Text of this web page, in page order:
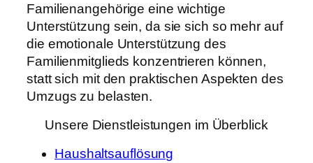
Familienangehörige eine wichtige
Unterstützung sein, da sie sich so mehr auf
die emotionale Unterstützung des
Familienmitglieds konzentrieren können,
statt sich mit den praktischen Aspekten des
Umzugs zu belasten.
Unsere Dienstleistungen im Überblick
Haushaltsauflösung